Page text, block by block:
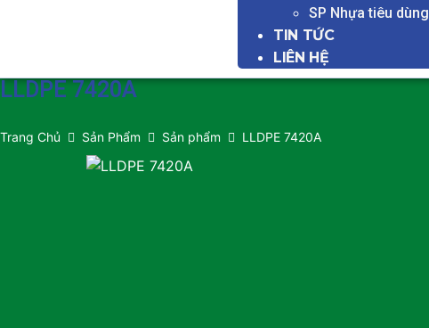
SP Nhựa tiêu dùng
TIN TỨC
LIÊN HỆ
LLDPE 7420A
Trang Chủ Sản Phẩm Sản phẩm LLDPE 7420A